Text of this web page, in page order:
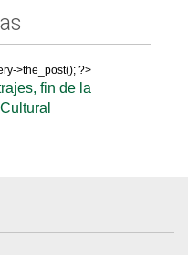
>the_post(); ?>
fin de la